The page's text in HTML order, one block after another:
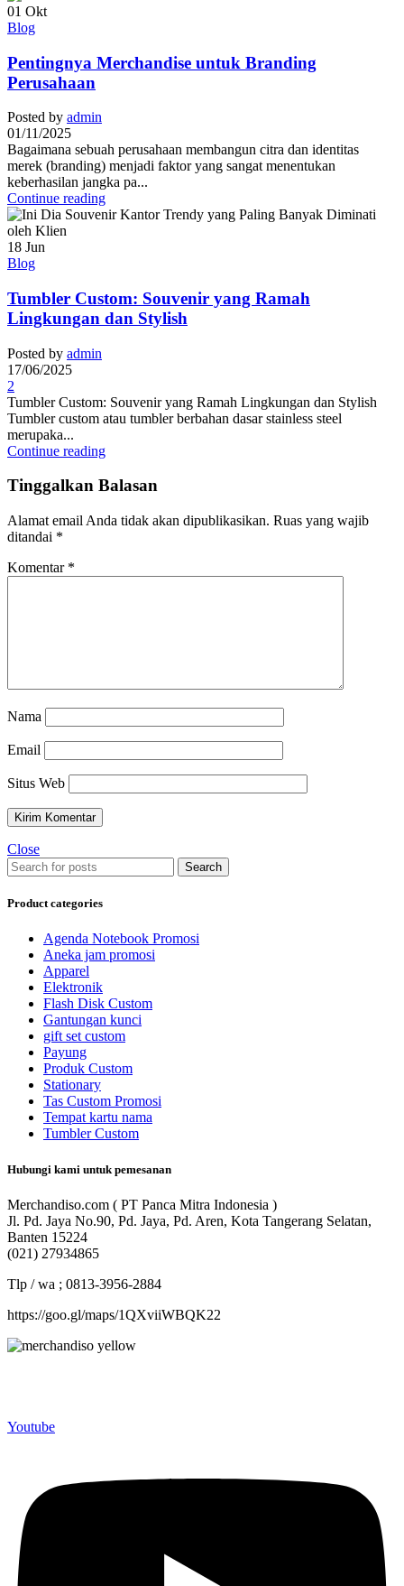
01 Okt
Blog
Pentingnya Merchandise untuk Branding
Perusahaan
Posted by admin
01/11/2025
Bagaimana sebuah perusahaan membangun citra dan identitas
merek (branding) menjadi faktor yang sangat menentukan
keberhasilan jangka pa...
Continue reading
18 Jun
Blog
Tumbler Custom: Souvenir yang Ramah
Lingkungan dan Stylish
Posted by admin
17/06/2025
2
Tumbler Custom: Souvenir yang Ramah Lingkungan dan Stylish
Tumbler custom atau tumbler berbahan dasar stainless steel
merupaka...
Continue reading
Tinggalkan Balasan
Alamat email Anda tidak akan dipublikasikan. Ruas yang wajib
ditandai *
Komentar *
Nama
Email
Situs Web
Close
Search
Product categories
Agenda Notebook Promosi
Aneka jam promosi
Apparel
Elektronik
Flash Disk Custom
Gantungan kunci
gift set custom
Payung
Produk Custom
Stationary
Tas Custom Promosi
Tempat kartu nama
Tumbler Custom
Hubungi kami untuk pemesanan
Merchandiso.com ( PT Panca Mitra Indonesia )
Jl. Pd. Jaya No.90, Pd. Jaya, Pd. Aren, Kota Tangerang Selatan,
Banten 15224
(021) 27934865
Tlp / wa ; 0813-3956-2884
https://goo.gl/maps/1QXviiWBQK22
Youtube